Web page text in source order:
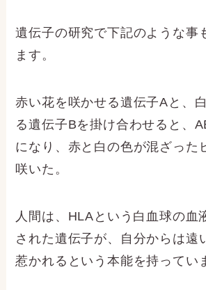
遺伝子の研究で下記のような事
ます。
赤い花を咲かせる遺伝子Aと、
る遺伝子Bを掛け合わせると、
になり、赤と白の色が混ざった
咲いた。
人間は、HLAという白血球の血
された遺伝子が、自分からは遠
惹かれるという本能を持ってい